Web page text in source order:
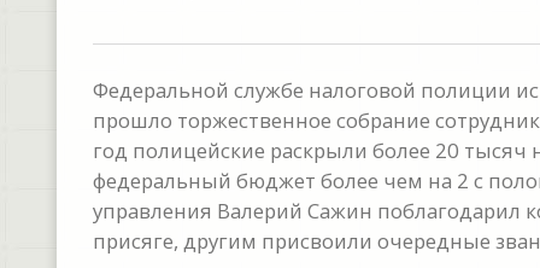
Федеральной службе налоговой полиции
прошло торжественное собрание
год полицейские раскрыли более 20
федеральный бюджет более чем на 2 с
управления Валерий Сажин поблагодарил
присяге, другим присвоили очередные